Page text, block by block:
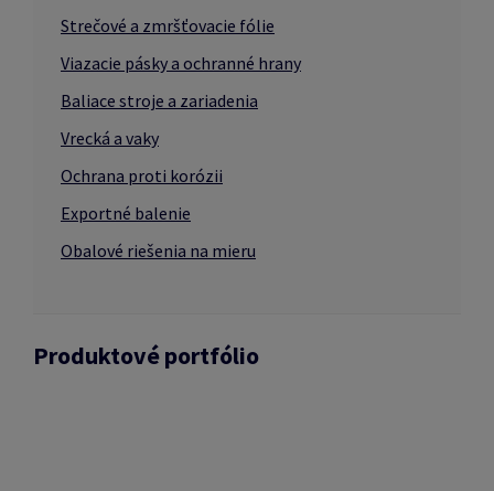
Strečové a zmršťovacie fólie
Viazacie pásky a ochranné hrany
Baliace stroje a zariadenia
Vrecká a vaky
Ochrana proti korózii
Exportné balenie
Obalové riešenia na mieru
Produktové portfólio